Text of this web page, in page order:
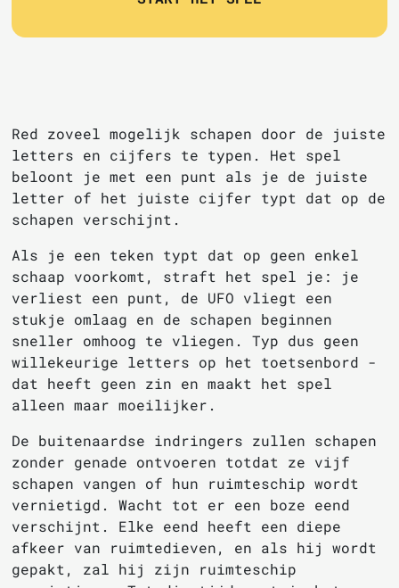
Red zoveel mogelijk schapen door de juiste
letters en cijfers te typen. Het spel
beloont je met een punt als je de juiste
letter of het juiste cijfer typt dat op de
schapen verschijnt.
Als je een teken typt dat op geen enkel
schaap voorkomt, straft het spel je: je
verliest een punt, de UFO vliegt een
stukje omlaag en de schapen beginnen
sneller omhoog te vliegen. Typ dus geen
willekeurige letters op het toetsenbord -
dat heeft geen zin en maakt het spel
alleen maar moeilijker.
De buitenaardse indringers zullen schapen
zonder genade ontvoeren totdat ze vijf
schapen vangen of hun ruimteschip wordt
vernietigd. Wacht tot er een boze eend
verschijnt. Elke eend heeft een diepe
afkeer van ruimtedieven, en als hij wordt
gepakt, zal hij zijn ruimteschip